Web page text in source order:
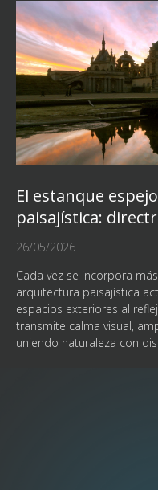
El estanque
paisajística:
26/05/2026
Cada vez se incorpora
arquitectura paisajística
espacios exteriores al
transmite calma visual,
uniendo naturaleza con